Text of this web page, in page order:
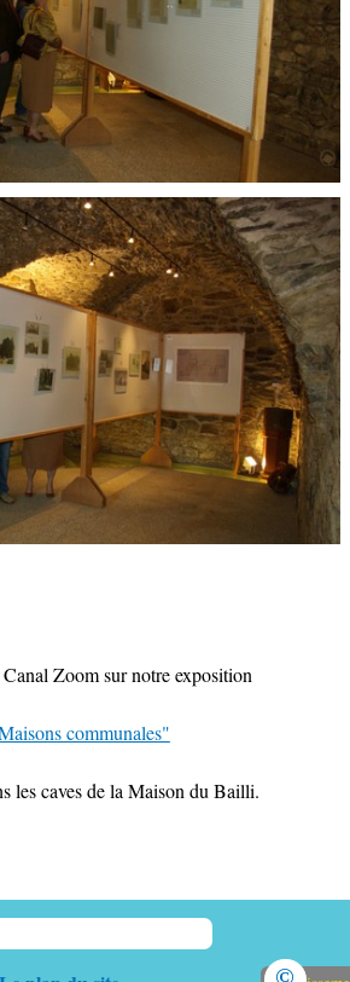
Zoom sur notre exposition
communales"
les caves de la Maison du Bailli.